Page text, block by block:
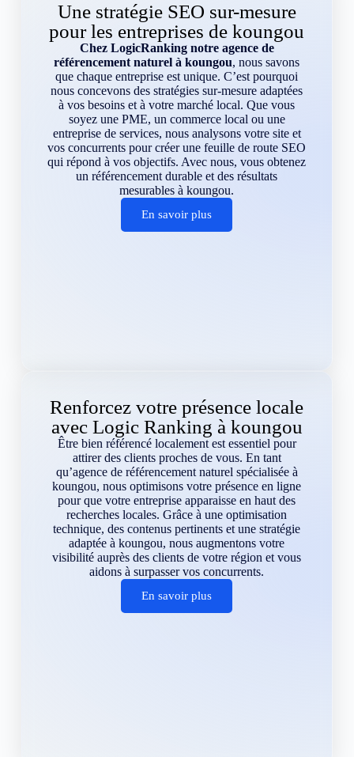
Une stratégie SEO sur-mesure
pour les entreprises de koungou
Chez LogicRanking notre agence de
référencement naturel à koungou, nous savons
que chaque entreprise est unique. C’est pourquoi
nous concevons des stratégies sur-mesure adaptées
à vos besoins et à votre marché local. Que vous
soyez une PME, un commerce local ou une
entreprise de services, nous analysons votre site et
vos concurrents pour créer une feuille de route SEO
qui répond à vos objectifs. Avec nous, vous obtenez
un référencement durable et des résultats
mesurables à koungou.
En savoir plus
Renforcez votre présence locale
avec Logic Ranking à koungou
Être bien référencé localement est essentiel pour
attirer des clients proches de vous. En tant
qu’agence de référencement naturel spécialisée à
koungou, nous optimisons votre présence en ligne
pour que votre entreprise apparaisse en haut des
recherches locales. Grâce à une optimisation
technique, des contenus pertinents et une stratégie
adaptée à koungou, nous augmentons votre
visibilité auprès des clients de votre région et vous
aidons à surpasser vos concurrents.
En savoir plus